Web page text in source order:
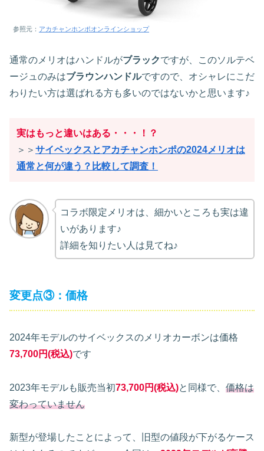
参照元： アカチャンホンポオンラインショップ
通常のメリオはハンドルがブラックですが、このソルテベ
ージュのみはブラウンハンドルですので、オシャレにこだ
わりたい方は選ばれる方も多いのではないかと思います♪
実はもっと違いはある・・・！？
＞＞ サイベックスとアカチャンホンポの2024メリオは
通常と何が違う？比較して調査！
コラボ限定メリオは、細かいところも実は違
いがあります♪
詳細を知りたい人は見てね♪
変更点③：価格
2024年モデルのサイベックスのメリオカーボンは価格
73,700円(税込)です
2023年モデルも販売当初73,700円(税込)と同様で、 価格は
変わっていません
新型が登場したことによって、旧型の値段が下がるケース